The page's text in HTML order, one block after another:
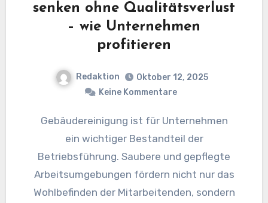
senken ohne Qualitätsverlust
– wie Unternehmen
profitieren
Redaktion
Oktober 12, 2025
Keine Kommentare
Gebäudereinigung ist für Unternehmen
ein wichtiger Bestandteil der
Betriebsführung. Saubere und gepflegte
Arbeitsumgebungen fördern nicht nur das
Wohlbefinden der Mitarbeitenden, sondern